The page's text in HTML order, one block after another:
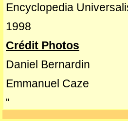
Encyclopedia
1998
Crédit Photos
Daniel Bernardin
Emmanuel Caze
"